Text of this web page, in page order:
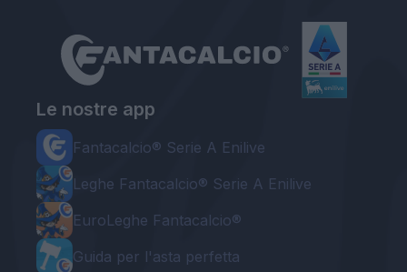
Le nostre app
Fantacalcio® Serie A Enilive
Leghe Fantacalcio® Serie A Enilive
EuroLeghe Fantacalcio®
Guida per l'asta perfetta